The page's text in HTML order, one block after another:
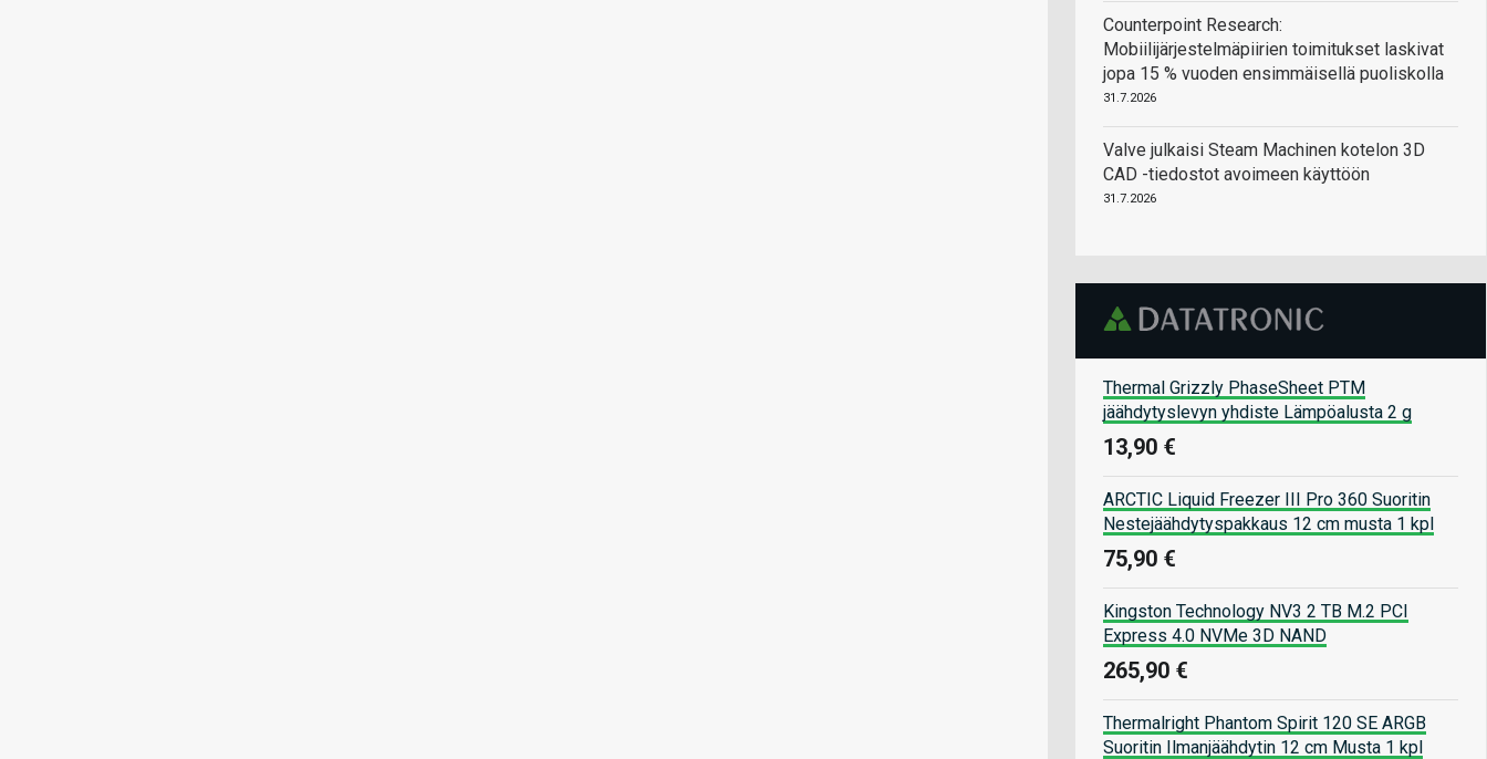
Counterpoint Research:
Mobiilijärjestelmäpiirien toimitukset laskivat
jopa 15 % vuoden ensimmäisellä puoliskolla
31.7.2026
Valve julkaisi Steam Machinen kotelon 3D
CAD -tiedostot avoimeen käyttöön
31.7.2026
Thermal Grizzly PhaseSheet PTM
jäähdytyslevyn yhdiste Lämpöalusta 2 g
13,90 €
ARCTIC Liquid Freezer III Pro 360 Suoritin
Nestejäähdytyspakkaus 12 cm musta 1 kpl
75,90 €
Kingston Technology NV3 2 TB M.2 PCI
Express 4.0 NVMe 3D NAND
265,90 €
Thermalright Phantom Spirit 120 SE ARGB
Suoritin Ilmanjäähdytin 12 cm Musta 1 kpl